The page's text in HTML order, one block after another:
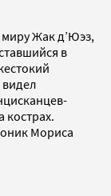
миру Жак д’Юэз,
в
видел
кострах.
Мориса